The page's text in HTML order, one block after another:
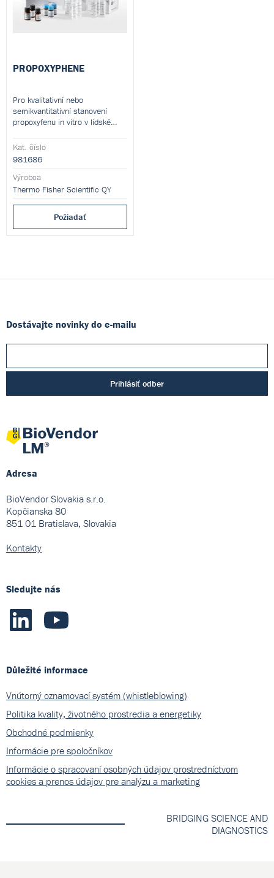
PROPOXYPHENE
Pro kvalitativní nebo
semikvantitativní stanovení
propoxyfenu in vitro v lidské
Kat. číslo
981686
Výrobca
Thermo Fisher Scientific QY
Požiadať
Dostávajte novinky do e-mailu
Prihlásiť odber
Adresa
BioVendor Slovakia s.r.o.
Kopčianska 80
851 01 Bratislava, Slovakia
Kontakty
Sledujte nás
Důležité informace
Vnútorný oznamovací systém (whistleblowing)
Politika kvality, životného prostredia a energetiky
Obchodné podmienky
Informácie pre spoločníkov
Informácie o spracovaní osobných údajov prostredníctvom
cookies a prenos údajov pre analýzu a marketing
BRIDGING SCIENCE AND
DIAGNOSTICS